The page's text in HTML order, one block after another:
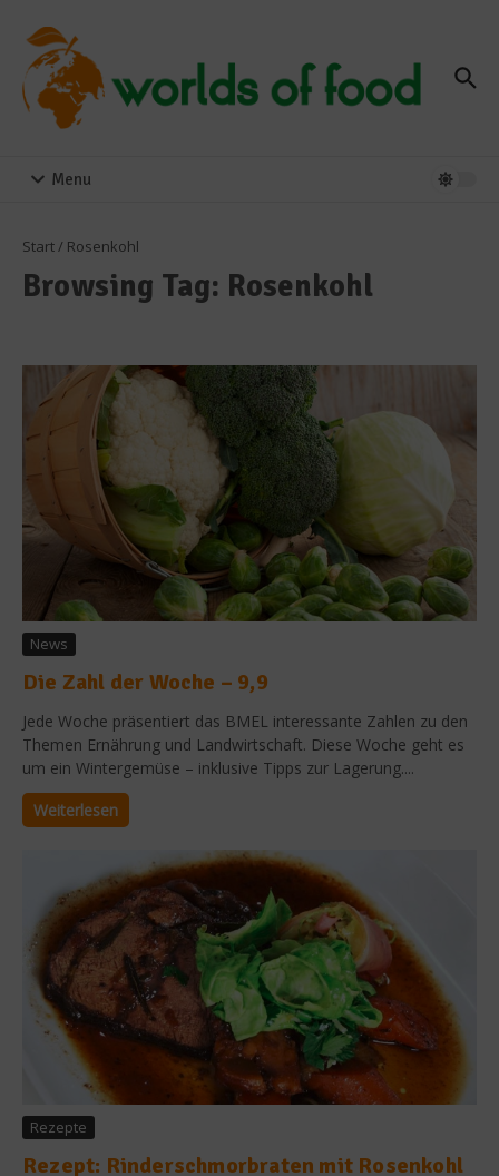
Menu
Start/ Rosenkohl
Browsing Tag: Rosenkohl
News
Die Zahl der Woche – 9,9
Jede Woche präsentiert das BMEL interessante Zahlen zu den
Themen Ernährung und Landwirtschaft. Diese Woche geht es
um ein Wintergemüse – inklusive Tipps zur Lagerung....
Weiterlesen
Rezepte
Rezept: Rinderschmorbraten mit Rosenkohl